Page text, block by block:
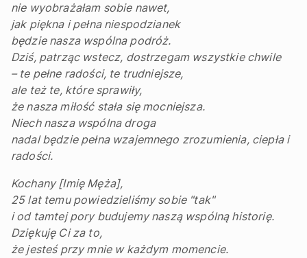
nie wyobrażałam sobie nawet,
jak piękna i pełna niespodzianek
będzie nasza wspólna podróż.
Dziś, patrząc wstecz, dostrzegam wszystkie chwile
– te pełne radości, te trudniejsze,
ale też te, które sprawiły,
że nasza miłość stała się mocniejsza.
Niech nasza wspólna droga
nadal będzie pełna wzajemnego zrozumienia, ciepła i
radości.
Kochany [Imię Męża],
25 lat temu powiedzieliśmy sobie "tak"
i od tamtej pory budujemy naszą wspólną historię.
Dziękuję Ci za to,
że jesteś przy mnie w każdym momencie.